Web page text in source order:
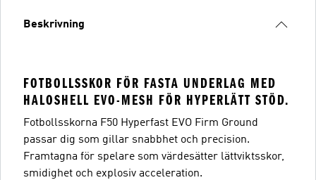
Beskrivning
FOTBOLLSSKOR FÖR FASTA UNDERLAG MED
HALOSHELL EVO-MESH FÖR HYPERLÄTT STÖD.
Fotbollsskorna F50 Hyperfast EVO Firm Ground
passar dig som gillar snabbhet och precision.
Framtagna för spelare som värdesätter lättviktsskor,
smidighet och explosiv acceleration.